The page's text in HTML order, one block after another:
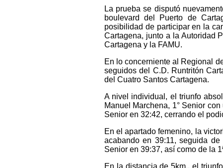
La prueba se disputó
boulevard del Puerto de
posibilidad de participar en la
Cartagena, junto a la Autoridad
Cartagena y la FAMU.
En lo concerniente al Regional
seguidos del C.D. Runtritón
del Cuatro Santos Cartagena.
A nivel individual, el triunfo
Manuel Marchena, 1° Senior
Senior en 32:42, cerrando el
En el apartado femenino, la
acabando en 39:11, seguida
Senior en 39:37, así como de la